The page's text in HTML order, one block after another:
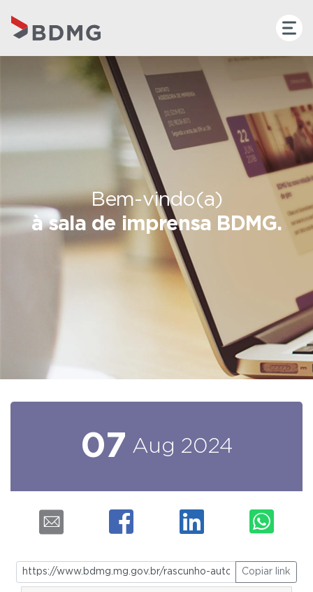
Bem-vindo(a)
à sala de imprensa BDMG.
07 Aug 2024
Copiar link